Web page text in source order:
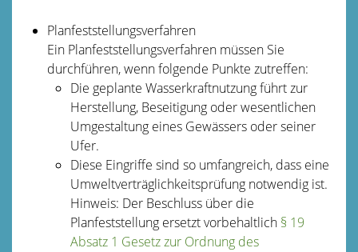
Planfeststellungsverfahren
Ein Planfeststellungsverfahren müssen Sie
durchführen, wenn folgende Punkte zutreffen:
Die geplante Wasserkraftnutzung führt zur
Herstellung, Beseitigung oder wesentlichen
Umgestaltung eines Gewässers oder seiner
Ufer.
Diese Eingriffe sind so umfangreich, dass eine
Umweltverträglichkeitsprüfung notwendig ist.
Hinweis: Der Beschluss über die
Planfeststellung ersetzt vorbehaltlich § 19
Absatz 1 Gesetz zur Ordnung des